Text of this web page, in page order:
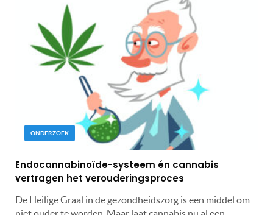
ONDERZOEK
Endocannabinoïde-systeem én cannabis
vertragen het verouderingsproces
De Heilige Graal in de gezondheidszorg is een middel om